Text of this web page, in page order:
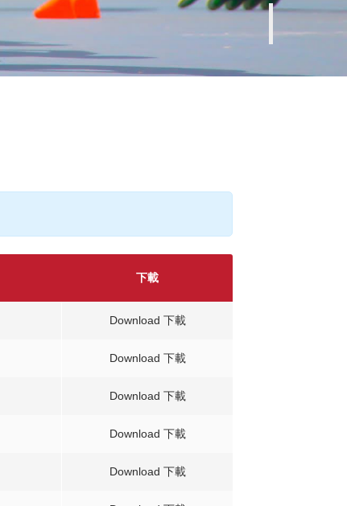
下載
Download 下載
Download 下載
Download 下載
Download 下載
Download 下載